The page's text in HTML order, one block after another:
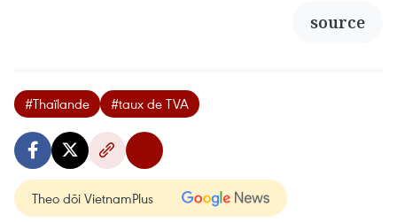
source
#Thaïlande #taux de TVA
Theo dõi VietnamPlus